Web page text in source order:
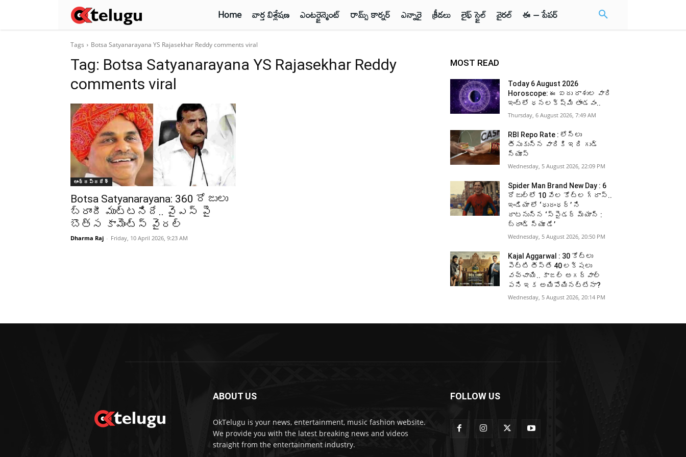
Home వార్త విశ్లేషణ ఎంటర్టైన్మెంట్ రామ్స్ కార్నర్ ఎన్నారై క్రీడలు లైఫ్ స్టైల్ వైరల్ ఈ – పేపర్
Tags Botsa Satyanarayana YS Rajasekhar Reddy comments viral
Tag: Botsa Satyanarayana YS Rajasekhar Reddy
comments viral
ఆంధ్రప్రదేశ్‌
Botsa Satyanarayana: 360 రోజులు
బ్రాందీ ముట్టనిదే.. వైఎస్ పై
బొత్స కామెంట్స్ వైరల్
Dharma Raj - Friday, 10 April 2026, 9:23 AM
MOST READ
Today 6 August 2026
Horoscope: ఈ ఐదు రాశుల వారి
ఇంట్లో ధనలక్ష్మి తాండవం..
Thursday, 6 August 2026, 7:49 AM
RBI Repo Rate : లోన్లు
తీసుకున్న వారికి ఇది గుడ్
న్యూస్
Wednesday, 5 August 2026, 22:09 PM
Spider Man Brand New Day : 6
రోజుల్లో 10 వేల కోట్ల గ్రాస్..
ఇండియా లో ‘ధురంధర్’ ని
దాటనున్న ‘స్పైడర్ మ్యాన్ :
బ్రాండ్ న్యూ డే’
Wednesday, 5 August 2026, 20:50 PM
Kajal Aggarwal : 30 కోట్లు
పెట్టి తీస్తే 40 లక్షలు
వచ్చాయి.. కాజల్ అగర్వాల్
పని ఇక అయిపోయినట్టేనా?
Wednesday, 5 August 2026, 20:14 PM
ABOUT US
OkTelugu is your news, entertainment, music fashion website.
We provide you with the latest breaking news and videos
straight from the entertainment industry.
FOLLOW US